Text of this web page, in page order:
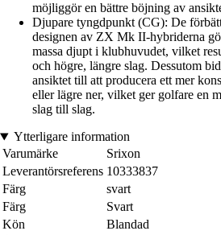
möjliggör en bättre böjning av
Djupare tyngdpunkt (CG): De
designen av ZX Mk II-hybriderna
massa djupt i klubhuvudet, vilket
och högre, längre slag. Dessutom
ansiktet till att producera ett mer
eller lägre ner, vilket ger golfare en
slag till slag.
Ytterligare information
Varumärke
Srixon
Leverantörsreferens 10333837
Färg
svart
Färg
Svart
Kön
Blandad